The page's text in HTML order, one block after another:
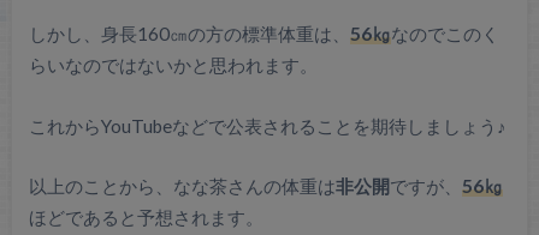
しかし、身長160㎝の方の標準体重は、 56㎏なのでこのく
らいなのではないかと思われます。
これからYouTubeなどで公表されることを期待しましょう♪
以上のことから、なな茶さんの体重は非公開ですが、 56㎏
ほどであると予想されます。